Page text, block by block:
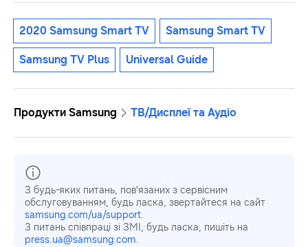
2020 Samsung Smart TV Samsung Smart TV
Samsung TV Plus Universal Guide
Продукти Samsung ТВ/Дисплеї та Аудіо
З будь-яких питань, пов'язаних з сервісним
обслуговуванням, будь ласка, звертайтеся на сайт
samsung.com/ua/support.
З питань співпраці зі ЗМІ, будь ласка, пишіть на
press.ua@samsung.com.